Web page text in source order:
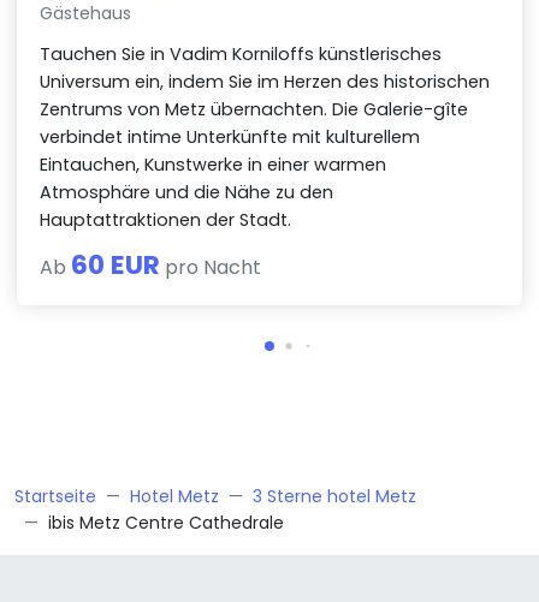
Gästehaus
Tauchen Sie in Vadim Korniloffs künstlerisches
Universum ein, indem Sie im Herzen des historischen
Zentrums von Metz übernachten. Die Galerie-gîte
verbindet intime Unterkünfte mit kulturellem
Eintauchen, Kunstwerke in einer warmen
Atmosphäre und die Nähe zu den
Hauptattraktionen der Stadt.
Ab 60 EUR pro Nacht
Startseite Hotel Metz
3 Sterne hotel Metz
ibis Metz Centre Cathedrale